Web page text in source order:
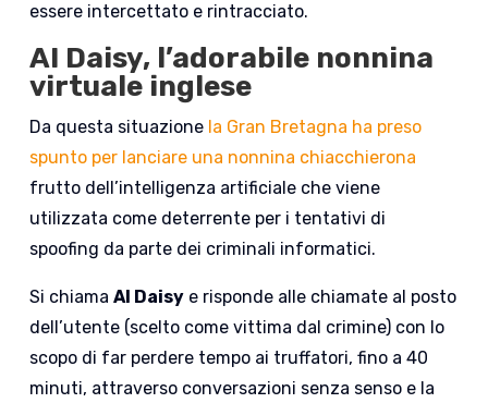
essere intercettato e rintracciato.
AI Daisy, l’adorabile nonnina
virtuale inglese
Da questa situazione la Gran Bretagna ha preso
spunto per lanciare una nonnina chiacchierona
frutto dell’intelligenza artificiale che viene
utilizzata come deterrente per i tentativi di
spoofing da parte dei criminali informatici.
Si chiamaAI Daisy e risponde alle chiamate al posto
dell’utente (scelto come vittima dal crimine) con lo
scopo di far perdere tempo ai truffatori, fino a 40
minuti, attraverso conversazioni senza senso e la